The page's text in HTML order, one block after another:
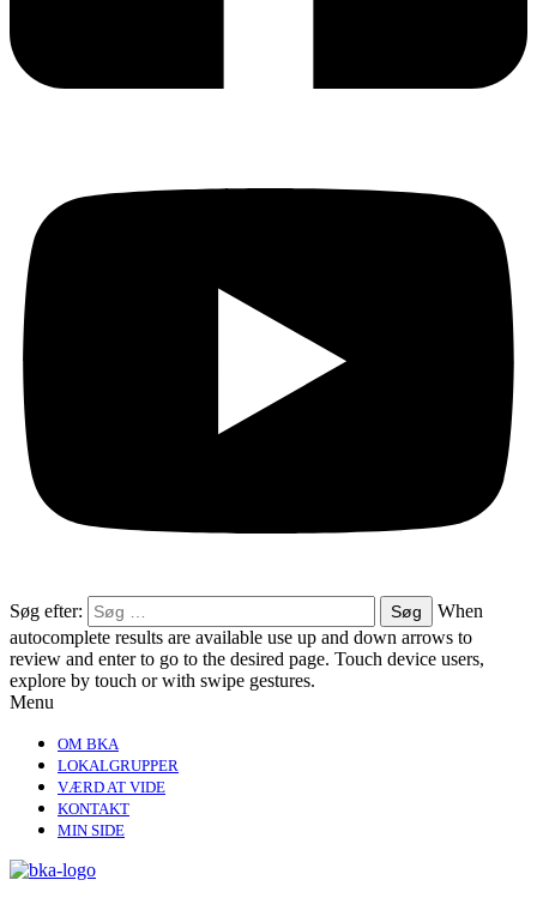
Søg efter:
When
autocomplete results are available use up and down arrows to
review and enter to go to the desired page. Touch device users,
explore by touch or with swipe gestures.
Menu
OM BKA
LOKALGRUPPER
VÆRD AT VIDE
KONTAKT
MIN SIDE